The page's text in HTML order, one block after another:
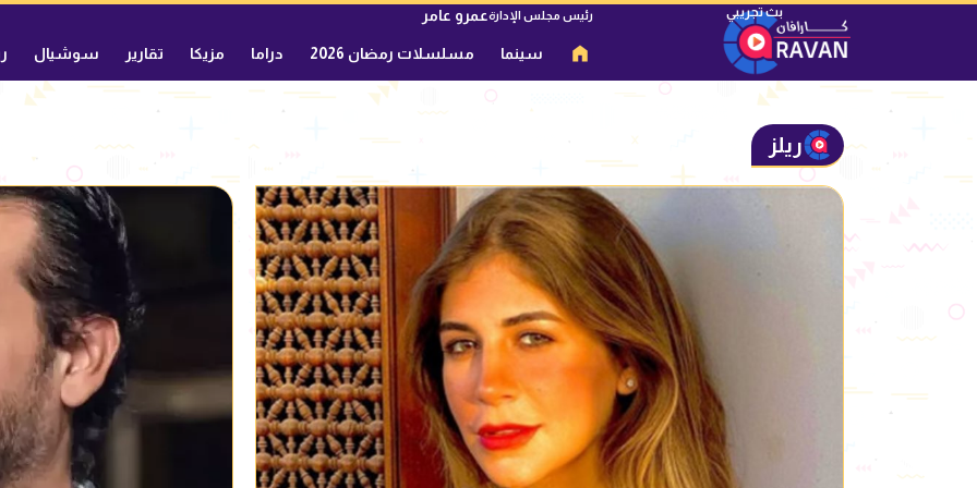
رئيس مجلس الإدارةعمرو عامر
سينما مسلسلات رمضان 2026 دراما مزيكا تقارير سوشيال
ريلز